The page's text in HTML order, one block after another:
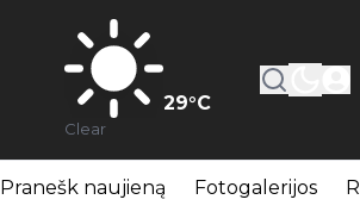
29°C
Clear
Pranešk naujieną Fotogalerijos